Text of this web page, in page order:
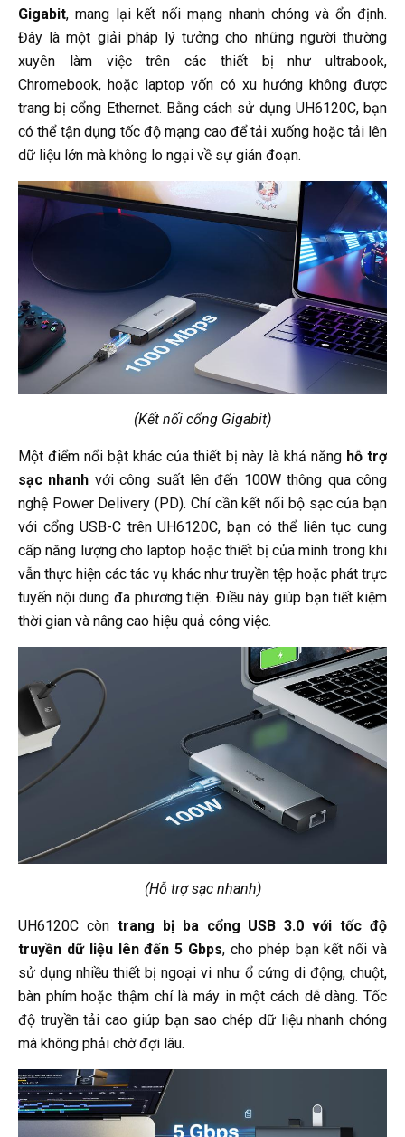
Gigabit, mang lại kết nối mạng nhanh chóng và ổn định.
Đây là một giải pháp lý tưởng cho những người thường
xuyên làm việc trên các thiết bị như ultrabook,
Chromebook, hoặc laptop vốn có xu hướng không được
trang bị cổng Ethernet. Bằng cách sử dụng UH6120C, bạn
có thể tận dụng tốc độ mạng cao để tải xuống hoặc tải lên
dữ liệu lớn mà không lo ngại về sự gián đoạn.
(Kết nối cổng Gigabit)
Một điểm nổi bật khác của thiết bị này là khả năng hỗ trợ
sạc nhanh với công suất lên đến 100W thông qua công
nghệ Power Delivery (PD). Chỉ cần kết nối bộ sạc của bạn
với cổng USB-C trên UH6120C, bạn có thể liên tục cung
cấp năng lượng cho laptop hoặc thiết bị của mình trong khi
vẫn thực hiện các tác vụ khác như truyền tệp hoặc phát trực
tuyến nội dung đa phương tiện. Điều này giúp bạn tiết kiệm
thời gian và nâng cao hiệu quả công việc.
(Hỗ trợ sạc nhanh)
UH6120C còn trang bị ba cổng USB 3.0 với tốc độ
truyền dữ liệu lên đến 5 Gbps, cho phép bạn kết nối và
sử dụng nhiều thiết bị ngoại vi như ổ cứng di động, chuột,
bàn phím hoặc thậm chí là máy in một cách dễ dàng. Tốc
độ truyền tải cao giúp bạn sao chép dữ liệu nhanh chóng
mà không phải chờ đợi lâu.